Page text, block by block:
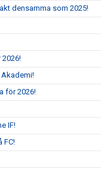
densamma som 2025!
2026!
Akademi!
för 2026!
IF!
FC!